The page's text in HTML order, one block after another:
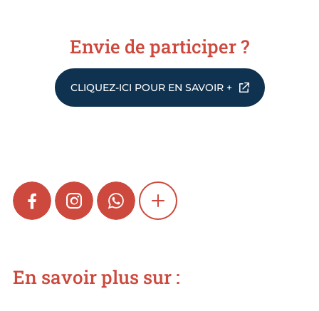
Envie de participer ?
CLIQUEZ-ICI POUR EN SAVOIR +
FACEBOOKINSTAGRAMWHATSAPPSHOW MORE
En savoir plus sur :